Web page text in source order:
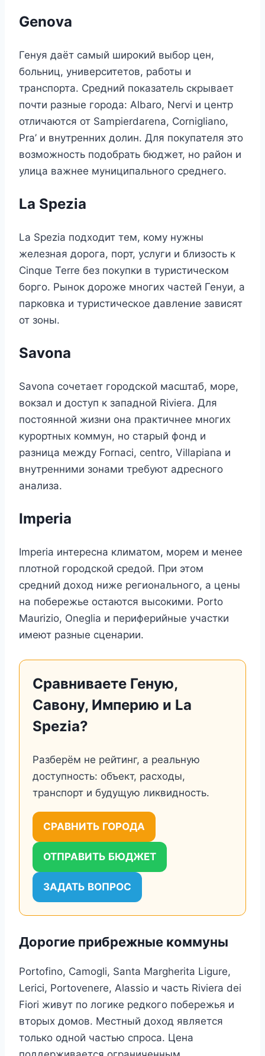
Genova
Генуя даёт самый широкий выбор цен,
больниц, университетов, работы и
транспорта. Средний показатель скрывает
почти разные города: Albaro, Nervi и центр
отличаются от Sampierdarena, Cornigliano,
Pra’ и внутренних долин. Для покупателя это
возможность подобрать бюджет, но район и
улица важнее муниципального среднего.
La Spezia
La Spezia подходит тем, кому нужны
железная дорога, порт, услуги и близость к
Cinque Terre без покупки в туристическом
борго. Рынок дороже многих частей Генуи, а
парковка и туристическое давление зависят
от зоны.
Savona
Savona сочетает городской масштаб, море,
вокзал и доступ к западной Riviera. Для
постоянной жизни она практичнее многих
курортных коммун, но старый фонд и
разница между Fornaci, centro, Villapiana и
внутренними зонами требуют адресного
анализа.
Imperia
Imperia интересна климатом, морем и менее
плотной городской средой. При этом
средний доход ниже регионального, а цены
на побережье остаются высокими. Porto
Maurizio, Oneglia и периферийные участки
имеют разные сценарии.
Сравниваете Геную,
Савону, Империю и La
Spezia?
Разберём не рейтинг, а реальную
доступность: объект, расходы,
транспорт и будущую ликвидность.
СРАВНИТЬ ГОРОДА
ОТПРАВИТЬ БЮДЖЕТ
ЗАДАТЬ ВОПРОС
Дорогие прибрежные коммуны
Portofino, Camogli, Santa Margherita Ligure,
Lerici, Portovenere, Alassio и часть Riviera dei
Fiori живут по логике редкого побережья и
вторых домов. Местный доход является
только одной частью спроса. Цена